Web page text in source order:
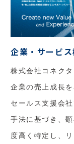
企業・サービ
株式会社コネク
企業の売上成長
セールス支援会
手法に基づき、
度高く特定し、